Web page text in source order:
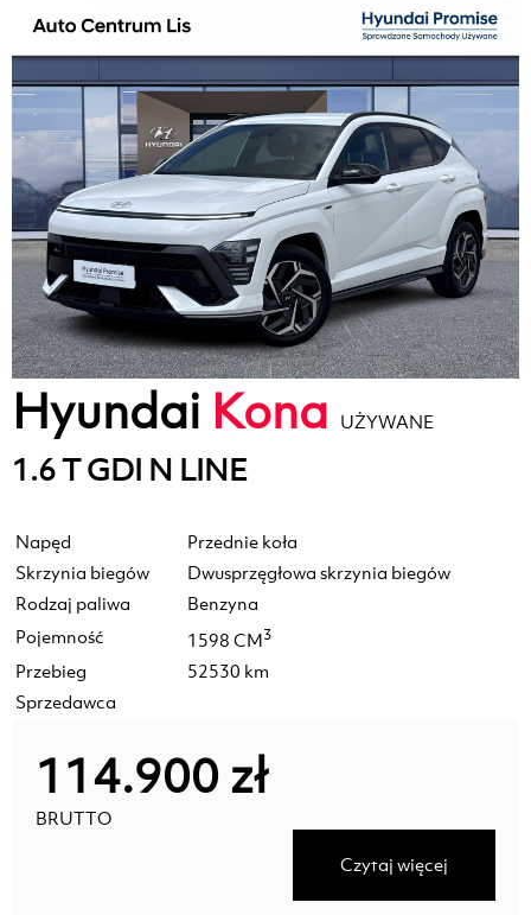
Hyundai Kona UŻYWANE
1.6 T GDI N LINE
Napęd
Przednie koła
Skrzynia biegów
Dwusprzęgłowa skrzynia biegów
Rodzaj paliwa
Benzyna
Pojemność
1598 CM3
Przebieg
52530 km
Sprzedawca
114.900 zł
BRUTTO
Czytaj więcej